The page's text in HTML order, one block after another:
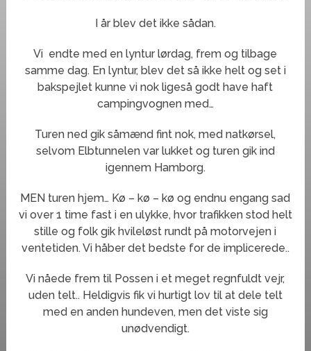
I år blev det ikke sådan.
Vi endte med en lyntur lørdag, frem og tilbage
samme dag. En lyntur, blev det så ikke helt og set i
bakspejlet kunne vi nok ligeså godt have haft
campingvognen med…
Turen ned gik såmænd fint nok, med natkørsel,
selvom Elbtunnelen var lukket og turen gik ind
igennem Hamborg.
MEN turen hjem… Kø – kø – kø og endnu engang sad
vi over 1 time fast i en ulykke, hvor trafikken stod helt
stille og folk gik hvileløst rundt på motorvejen i
ventetiden. Vi håber det bedste for de implicerede..
Vi nåede frem til Possen i et meget regnfuldt vejr,
uden telt.. Heldigvis fik vi hurtigt lov til at dele telt
med en anden hundeven, men det viste sig
unødvendigt.